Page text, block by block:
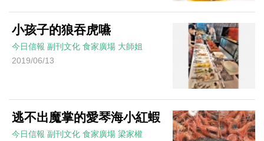
小孩子的狼吞虎嚥
今日信報 副刊文化 食家廣場 大師姐
2019/06/13
逃不出魔掌的愛琴海小紅蝦
今日信報 副刊文化 食家廣場 梁家權